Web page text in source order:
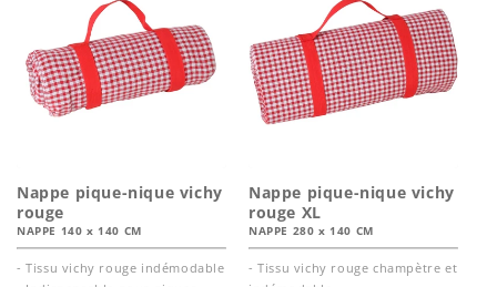
Nappe pique-nique vichy
rouge
NAPPE 140 x 140 CM
- Tissu vichy rouge indémodable
Nappe pique-nique vichy
rouge XL
NAPPE 280 x 140 CM
- Tissu vichy rouge champètre et